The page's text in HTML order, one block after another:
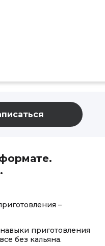
–
приготовления
без кальяна.